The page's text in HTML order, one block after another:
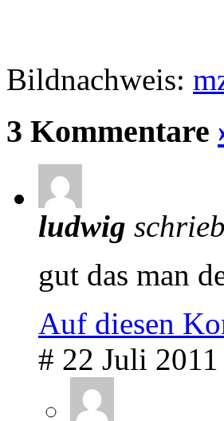
Bildnachweis:
3 Kommentare
ludwig
gut das man
Auf diesen
# 22 Juli